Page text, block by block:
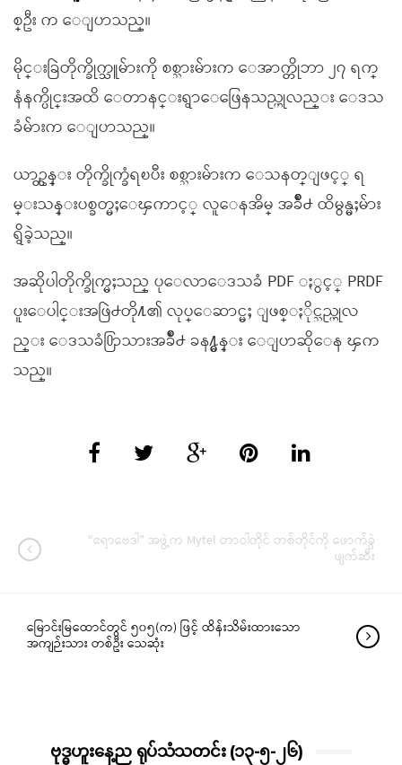
စ္ဦး က ေျပာသည္။
မိုင္းခြဲတိုက္ခိုက္သူမ်ားကို စစ္သားမ်ားက ေအာက္တိုဘာ ၂၇ ရက္
နံနက္ပိုင္းအထိ ေတာနင္းရွာေဖြေနသည္ဟုလည္း ေဒသ
ခံမ်ားက ေျပာသည္။
ယာဥ္တန္း တိုက္ခိုက္ခံရၿပီး စစ္သားမ်ားက ေသနတ္ျဖင့္ ရ
မ္းသန္းပစ္ခတ္မႈေၾကာင့္ လူေနအိမ္ အခ်ိဳ႕ ထိမွန္မႈမ်ား
ရွိခဲ့သည္။
အဆိုပါတိုက္ခိုက္မႈသည္ ပုေလာေဒသခံ PDF ႏွင့္ PRDF
ပူးေပါင္းအဖြဲ႕တို႔၏ လုပ္ေဆာင္မႈ ျဖစ္ႏိုင္သည္ဟုလ
ည္း ေဒသခံ႐ြာသားအခ်ိဳ႕ ခန႔္မွန္း ေျပာဆိုေန ၾက
သည္။
“ဧရာဗေဒါ” အဖွဲ့က Mytel တာဝါတိုင် တစ်တိုင်ကို ဖောက်ခွဲ
ဖျက်ဆီး
မြောင်းမြထောင်တွင် ၅၀၅(က) ဖြင့် ထိန်းသိမ်းထားသော
အကျဉ်းသား တစ်ဦး သေဆုံး
ဗုဒ္ဓဟူးနေ့ည ရုပ်သံသတင်း (၁၃-၅-၂၆)